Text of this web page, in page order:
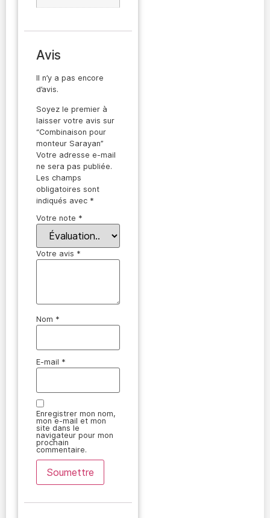
Avis
Il n’y a pas encore
d’avis.
Soyez le premier à
laisser votre avis sur
“Combinaison pour
monteur Sarayan”
Votre adresse e-mail
ne sera pas publiée.
Les champs
obligatoires sont
indiqués avec *
Votre note *
Votre avis *
Nom *
E-mail *
Enregistrer mon nom,
mon e-mail et mon
site dans le
navigateur pour mon
prochain
commentaire.